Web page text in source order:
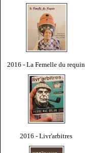
2016 - La Femelle du requin
2016 - Livr'arbitres